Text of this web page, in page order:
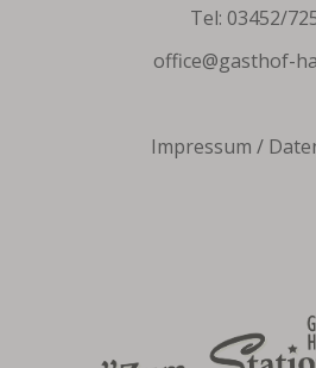
Tel: 03452/
office@gasthof-
Impressum /